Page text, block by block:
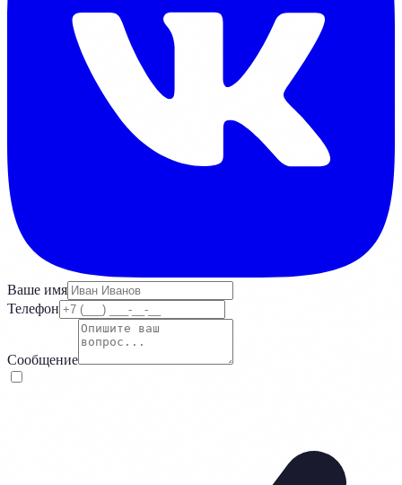
Ваше имя
Телефон
Сообщение